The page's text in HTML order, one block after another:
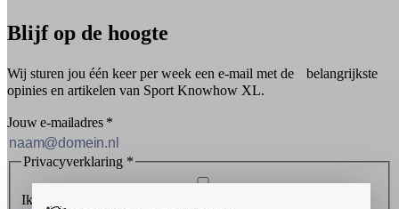
Blijf op de hoogte
Wij sturen jou één keer per week een e-mail met de belangrijkste
opinies en artikelen van Sport Knowhow XL.
Jouw e-mailadres *
Privacyverklaring *
Ik ontvang graag de nieuwsbrief en ga akkoord met de